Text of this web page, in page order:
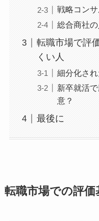
戦略コンサ
総合商社
転職市場で評
くい人
細分化さ
新卒就活
意？
最後に
転職市場での評価